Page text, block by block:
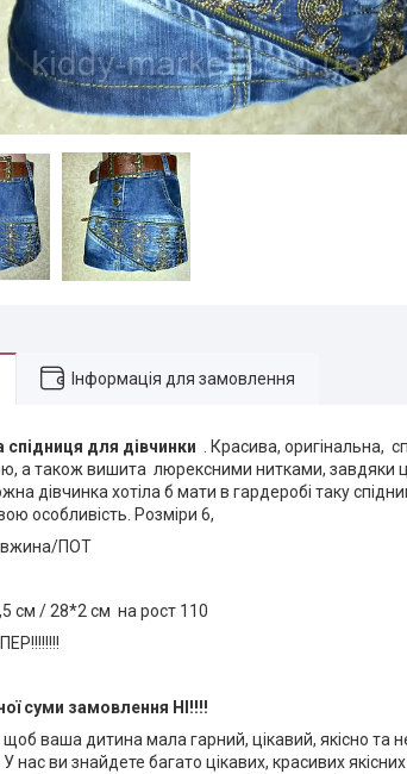
Інформація для замовлення
для дівчинки . Красива, оригінальна,
а також вишита люрексними нитками, завдяки
дівчинка хотіла б мати в гардеробі таку
особливість. Розміри 6,
ПОТ
см / 28*2 см на рост 110
суми замовлення НІ!!!!
щоб ваша дитина мала гарний, цікавий, якісно та
нас ви знайдете багато цікавих, красивих